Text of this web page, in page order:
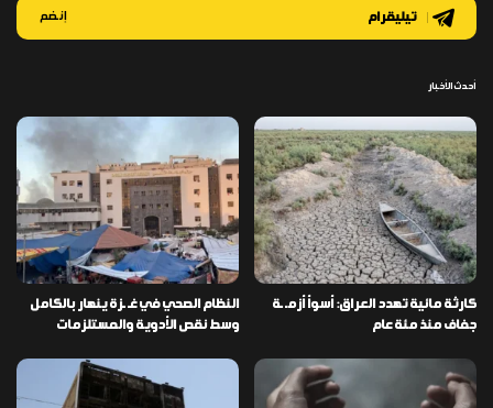
تيليقرام إنضم
أحدث الأخبار
كارثة مائية تهدد العراق: أسوأ أزمـ ـة
جفاف منذ مئة عام
النظام الصحي في غـ ـزة ينهار بالكامل
وسط نقص الأدوية والمستلزمات